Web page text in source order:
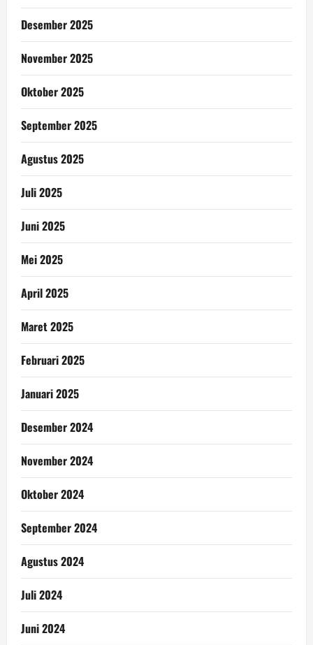
Desember 2025
November 2025
Oktober 2025
September 2025
Agustus 2025
Juli 2025
Juni 2025
Mei 2025
April 2025
Maret 2025
Februari 2025
Januari 2025
Desember 2024
November 2024
Oktober 2024
September 2024
Agustus 2024
Juli 2024
Juni 2024